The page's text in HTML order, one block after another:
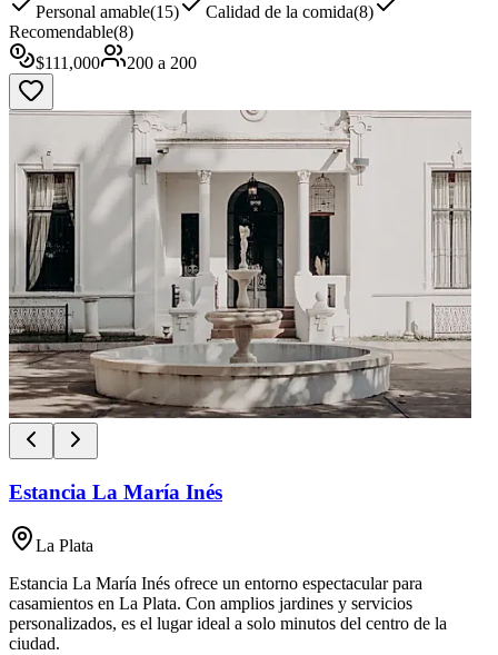
Personal amable(15) Calidad de la comida(8)
Recomendable(8)
$111,000 200 a 200
Estancia La María Inés
La Plata
Estancia La María Inés ofrece un entorno espectacular para
casamientos en La Plata. Con amplios jardines y servicios
personalizados, es el lugar ideal a solo minutos del centro de la
ciudad.